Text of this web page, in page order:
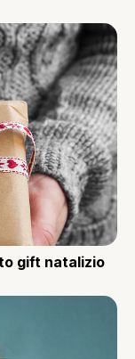
gift natalizio